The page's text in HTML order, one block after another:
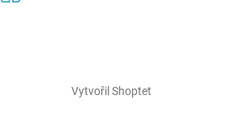
Vytvořil Shoptet